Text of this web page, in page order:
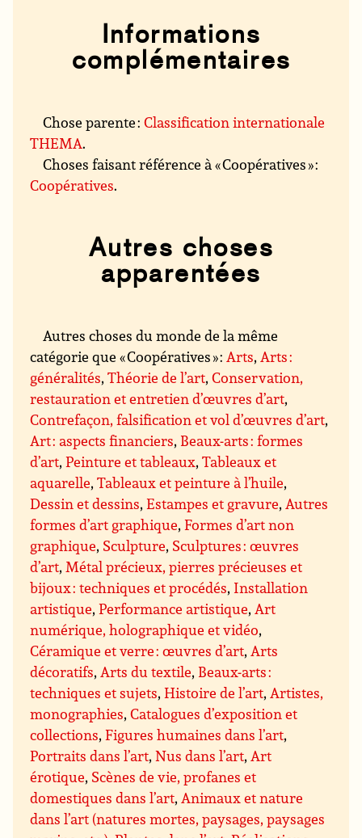
Informations
complémentaires
Chose parente :Classification internationale
THEMA.
Choses faisant référence à « Coopératives » :
Coopératives.
Autres choses
apparentées
Autres choses du monde de la même
catégorie que « Coopératives » :Arts,Arts :
généralités,Théorie de l’art,Conservation,
restauration et entretien d’œuvres d’art,
Contrefaçon, falsification et vol d’œuvres d’art,
Art : aspects financiers, Beaux-arts : formes
d’art,Peinture et tableaux,Tableaux et
aquarelle,Tableaux et peinture à l’huile,
Dessin et dessins,Estampes et gravure,Autres
formes d’art graphique,Formes d’art non
graphique, Sculpture, Sculptures : œuvres
d’art,Métal précieux, pierres précieuses et
bijoux : techniques et procédés, Installation
artistique,Performance artistique,Art
numérique, holographique et vidéo,
Céramique et verre : œuvres d’art,Arts
décoratifs,Arts du textile, Beaux-arts :
techniques et sujets,Histoire de l’art,Artistes,
monographies,Catalogues d’exposition et
collections,Figures humaines dans l’art,
Portraits dans l’art,Nus dans l’art,Art
érotique, Scènes de vie, profanes et
domestiques dans l’art,Animaux et nature
dans l’art (natures mortes, paysages, paysages